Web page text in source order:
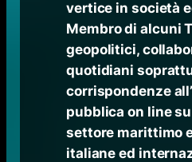
vertice in società
Membro di alcuni
geopolitici,
quotidiani
corrispondenze
pubblica on line
settore marittimo
italiane ed